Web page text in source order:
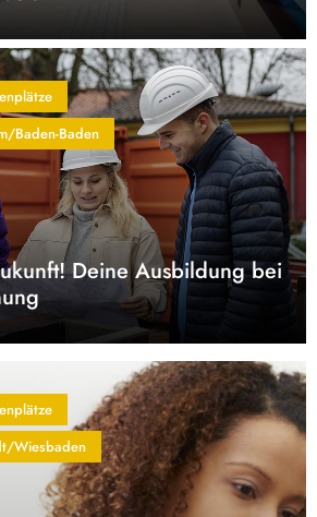
Baden-Baden
Deine Ausbildung bei
Wiesbaden